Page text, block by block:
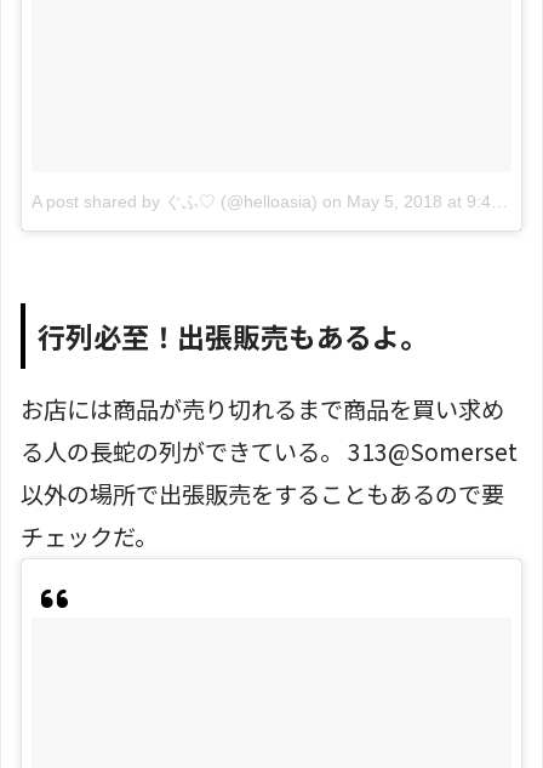
A post shared by ぐふ♡ (@helloasia) on May 5, 2018 at 9:48pm PDT
行列必至！出張販売もあるよ。
お店には商品が売り切れるまで商品を買い求め
る人の長蛇の列ができている。 313@Somerset
以外の場所で出張販売をすることもあるので要
チェックだ。